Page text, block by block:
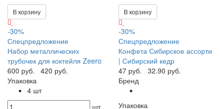
В корзину В корзину
-30%
Спецпредложение
Набор металлических
трубочек для коктейля Zeero
600 руб.
420 руб.
Упаковка
4 шт
шт
-30%
Спецпредложение
Конфета Сибирское ассорти
| Сибирский кедр
47 руб.
32.90 руб.
Бренд
Упаковка